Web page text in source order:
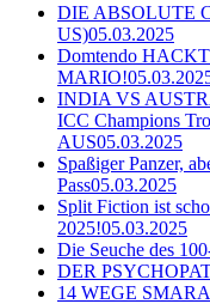
DIE ABSOLUTE
US)05.03.2025
Domtendo
MARIO!
INDIA VS
ICC Champions
AUS05.03.2025
Spaßiger Panzer,
Pass05.03.2025
Split Fiction ist
2025!05.03.2025
Die Seuche des
DER
14 WEGE